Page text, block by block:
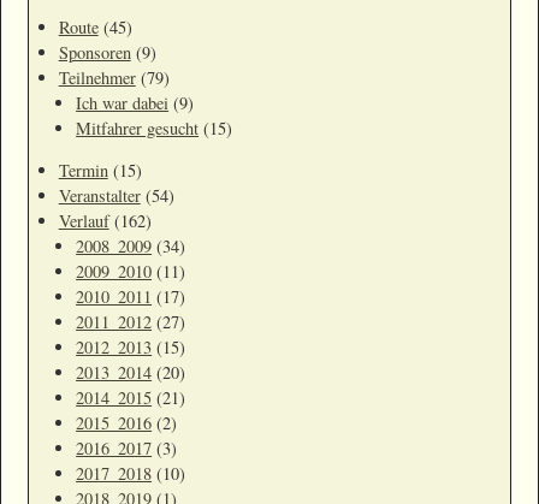
Route(45)
Sponsoren(9)
Teilnehmer(79)
Ich war dabei (9)
Mitfahrer gesucht (15)
Termin(15)
Veranstalter(54)
Verlauf(162)
2008_2009 (34)
2009_2010 (11)
2010_2011 (17)
2011_2012 (27)
2012_2013 (15)
2013_2014 (20)
2014_2015 (21)
2015_2016 (2)
2016_2017 (3)
2017_2018 (10)
2018_2019 (1)